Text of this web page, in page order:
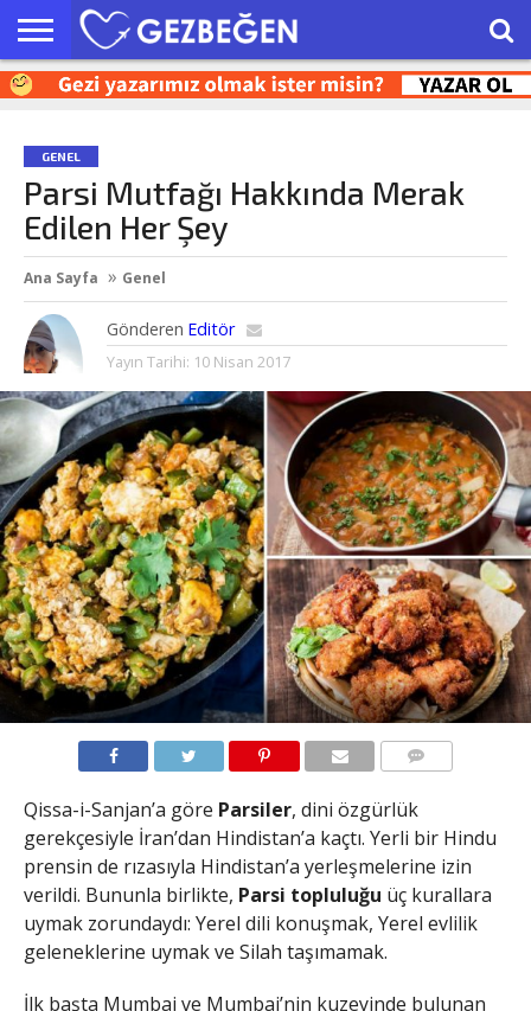
HAKKIMIZDA
EN’LER
GEZI
SEYAHAT
KEŞFET
OTEL
İPUÇLARI
GENEL
Parsi Mutfağı Hakkında Merak
Edilen Her Şey
Ana Sayfa Genel
Gönderen Editör
Yayın Tarihi: 10 Nisan 2017
Qissa-i-Sanjan’a göre Parsiler, dini özgürlük
gerekçesiyle İran’dan Hindistan’a kaçtı. Yerli bir Hindu
prensin de rızasıyla Hindistan’a yerleşmelerine izin
verildi. Bununla birlikte, Parsi topluluğu üç kurallara
uymak zorundaydı: Yerel dili konuşmak, Yerel evlilik
geleneklerine uymak ve Silah taşımamak.
İlk başta Mumbai ve Mumbai’nin kuzeyinde bulunan